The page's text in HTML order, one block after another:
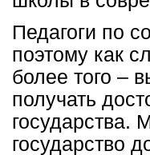
Педагоги по
поэтому как
более того –
получать
государства.
государство